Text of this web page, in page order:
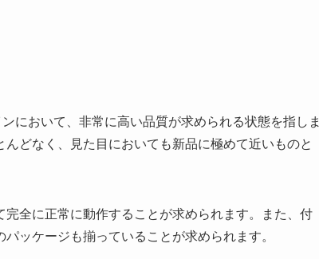
において、非常に高い品質が求められる状態を指し
どなく、見た目においても新品に極めて近いものと
全に正常に動作することが求められます。また、付
ッケージも揃っていることが求められます。